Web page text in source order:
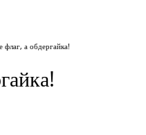
флаг, а обдергайка!